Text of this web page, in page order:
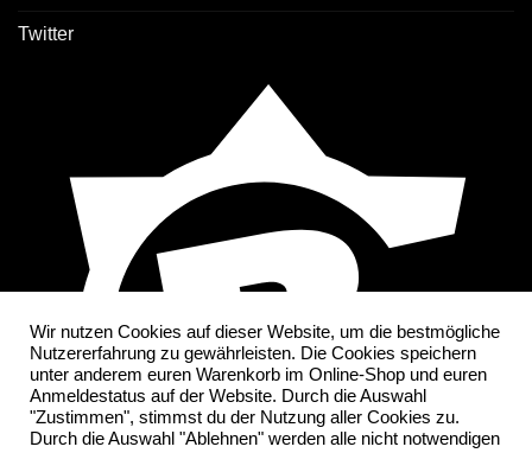
Twitter
Wir nutzen Cookies auf dieser Website, um die bestmögliche
Nutzererfahrung zu gewährleisten. Die Cookies speichern
unter anderem euren Warenkorb im Online-Shop und euren
Anmeldestatus auf der Website. Durch die Auswahl
"Zustimmen", stimmst du der Nutzung aller Cookies zu.
Durch die Auswahl "Ablehnen" werden alle nicht notwendigen